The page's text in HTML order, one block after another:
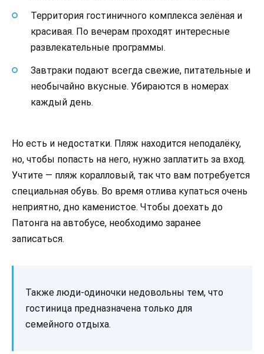
Территория гостиничного комплекса зелёная и
красивая. По вечерам проходят интересные
развлекательные программы.
Завтраки подают всегда свежие, питательные и
необычайно вкусные. Убираются в номерах
каждый день.
Но есть и недостатки. Пляж находится неподалёку,
но, чтобы попасть на него, нужно заплатить за вход.
Учтите — пляж коралловый, так что вам потребуется
специальная обувь. Во время отлива купаться очень
неприятно, дно каменистое. Чтобы доехать до
Патонга на автобусе, необходимо заранее
записаться.
Также люди-одиночки недовольны тем, что
гостиница предназначена только для
семейного отдыха.